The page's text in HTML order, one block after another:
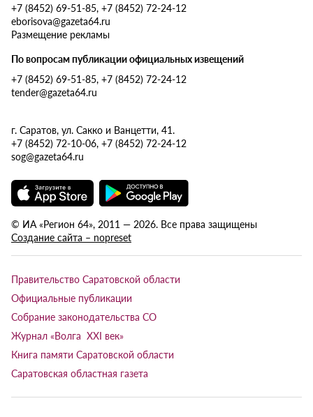
+7 (8452) 69-51-85, +7 (8452) 72-24-12
eborisova@gazeta64.ru
Размещение рекламы
По вопросам публикации официальных извещений
+7 (8452) 69-51-85, +7 (8452) 72-24-12
tender@gazeta64.ru
г. Саратов, ул. Сакко и Ванцетти, 41.
+7 (8452) 72-10-06, +7 (8452) 72-24-12
sog@gazeta64.ru
© ИА «Регион 64», 2011 — 2026. Все права защищены
Создание сайта – nopreset
Правительство Саратовской области
Официальные публикации
Собрание законодательства СО
Журнал «Волга XXI век»
Книга памяти Саратовской области
Саратовская областная газета